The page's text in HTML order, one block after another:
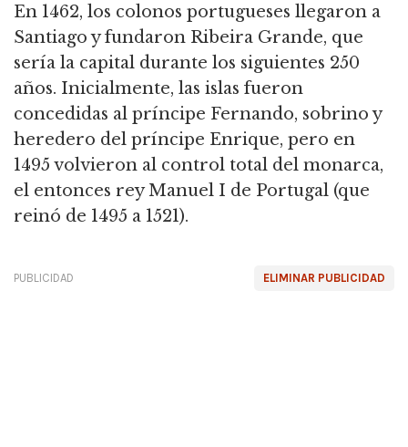
En 1462, los colonos portugueses llegaron a
Santiago y fundaron Ribeira Grande, que
sería la capital durante los siguientes 250
años. Inicialmente, las islas fueron
concedidas al príncipe Fernando, sobrino y
heredero del príncipe Enrique, pero en
1495 volvieron al control total del monarca,
el entonces rey Manuel I de Portugal (que
reinó de 1495 a 1521).
ELIMINAR PUBLICIDAD
PUBLICIDAD